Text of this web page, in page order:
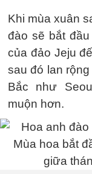
Khi mùa xuân
đào sẽ bắt
của đảo Jeju
sau đó lan
Bắc như
muộn hơn.